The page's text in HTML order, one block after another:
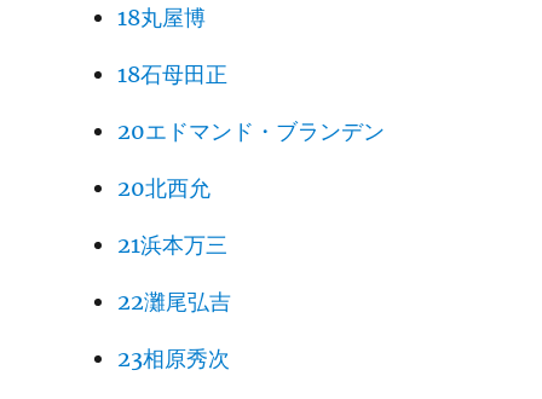
18丸屋博
18石母田正
20エドマンド・ブランデン
20北西允
21浜本万三
22灘尾弘吉
23相原秀次